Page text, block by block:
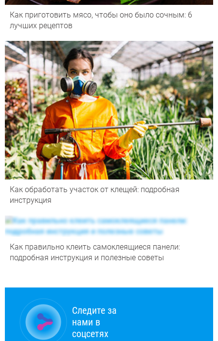
Как приготовить мясо, чтобы оно было сочным: 6
лучших рецептов
Как обработать участок от клещей: подробная
инструкция
Как правильно клеить самоклеящиеся панели:
подробная инструкция и полезные советы
Следите за
нами в
соцсетях